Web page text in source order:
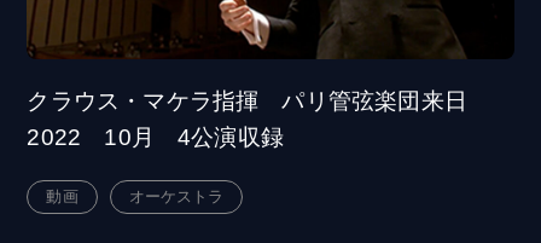
クラウス・マケラ指揮 パリ管弦楽団来日
2022 10月 4公演収録
動画 オーケストラ